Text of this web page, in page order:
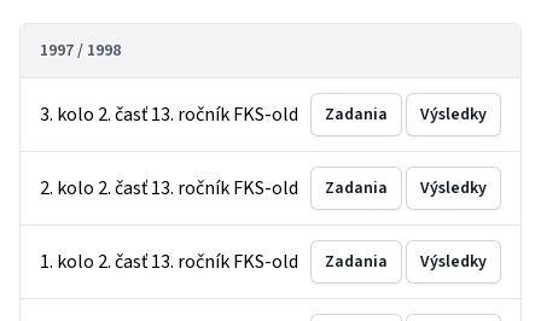
1997 / 1998
3. kolo 2. časť 13. ročník FKS-old Zadania Výsledky
2. kolo 2. časť 13. ročník FKS-old Zadania Výsledky
1. kolo 2. časť 13. ročník FKS-old Zadania Výsledky